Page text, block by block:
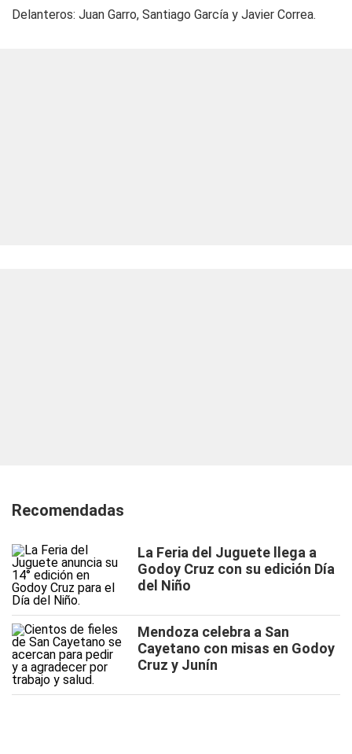
Delanteros: Juan Garro, Santiago García y Javier Correa.
Recomendadas
La Feria del Juguete llega a
Godoy Cruz con su edición Día
del Niño
Mendoza celebra a San
Cayetano con misas en Godoy
Cruz y Junín